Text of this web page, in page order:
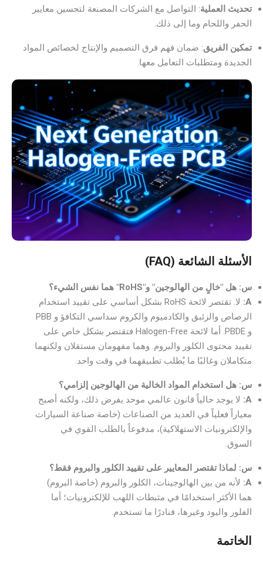
تحديث العملية: التواصل مع الشركات المصنعة لتحسين معايير
الحفر واللحام وما إلى ذلك.
تمكين الفريق: ضمان فهم فرق التصميم والإنتاج لخصائص المواد
الجديدة ومتطلبات التعامل معها.
الأسئلة الشائعة (FAQ)
س: هل "خالٍ من الهالوجين" و"RoHS" هما نفس الشيء؟
A:
لا. تقتصر لائحة RoHS بشكل أساسي على تقييد استخدام
الرصاص والزئبق والكادميوم والكروم سداسي التكافؤ و PBB
و PBDE. أما لائحة Halogen-Free فتقتصر بشكل خاص على
تقييد محتوى الكلور والبروم. وهما مفهومان مستقلان ولكنهما
متكاملان وغالبًا ما يُطلب تطبيقهما في وقت واحد.
س: هل استخدام المواد الخالية من الهالوجين إلزامي؟
A: لا يوجد حالياً قانون عالمي موحد يفرض ذلك، ولكنه أصبح
معياراً فعلياً في العديد من الصناعات (خاصة صناعة السيارات
والإلكترونيات الاستهلاكية)، مدفوعاً بالطلب القوي في
السوق.
س: لماذا تقتصر المعايير على تقييد الكلور والبروم فقط؟
A: لأنه من بين الهالوجينات، الكلور والبروم (خاصة البروم)
هما الأكثر استخدامًا في مثبطات اللهب للإلكترونيات؛ أما
الفلور واليود وغيرها، فنادرًا ما تستخدم.
الخاتمة